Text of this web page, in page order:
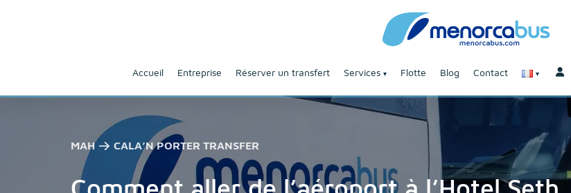
Accueil Entreprise Réserver un transfert Services Flotte Blog Contact
MAH → CALA’N PORTER TRANSFER